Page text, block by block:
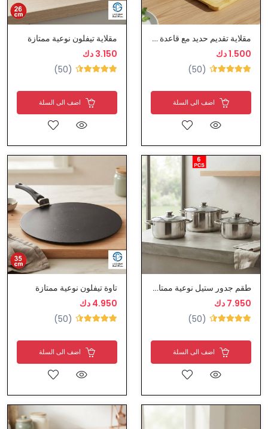
مقلاية تقديم حديد مع قاعدة خشب
1.500 دك
(50)
اضف الى السلة
مقلاية تيفلون نوعية ممتازة
3.150 دك
(50)
اضف الى السلة
طقم جدور ستيل نوعية ممتازة
7.950 دك
(50)
اضف الى السلة
تاوة تيفلون نوعية ممتازة
4.950 دك
(50)
اضف الى السلة